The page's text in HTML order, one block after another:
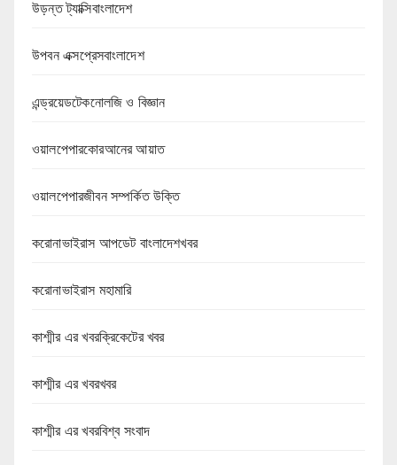
উড়ন্ত ট্যাক্সিবাংলাদেশ
উপবন এক্সপ্রেসবাংলাদেশ
এন্ড্রয়েডটেকনোলজি ও বিজ্ঞান
ওয়ালপেপারকোরআনের আয়াত
ওয়ালপেপারজীবন সম্পর্কিত উক্তি
করোনাভাইরাস আপডেট বাংলাদেশখবর
করোনাভাইরাস মহামারি
কাশ্মীর এর খবরক্রিকেটের খবর
কাশ্মীর এর খবরখবর
কাশ্মীর এর খবরবিশ্ব সংবাদ